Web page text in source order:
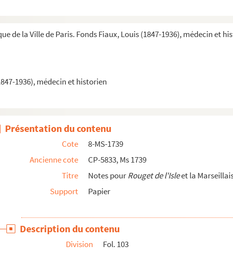
de la Ville de Paris. Fonds Fiaux, Louis (1847-1936), médecin et
1936), médecin et historien
Napoléon, Quiberon, Kléber en Egypte
et les futurs émigrés devant la cour de Louis XV ; La c...
; Archives des Bouches-du-Rhône
Présentation du contenu
Cote
8-MS-1739
Ancienne cote
CP-5833, Ms 1739
Titre
Notes pourRouget de l'Isleet la
Support
Papier
Description du contenu
Division
Fol. 103